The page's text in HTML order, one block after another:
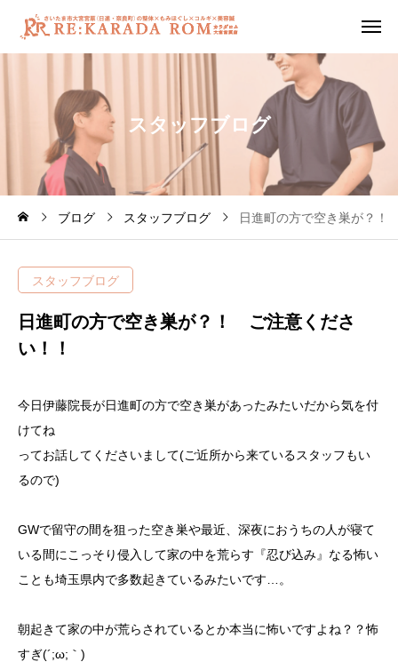
ス タ ッ フブロ グ
ブログ スタッフブログ 日進町の方で空き巣が？
スタッフブログ
日進町の方で空き巣が？！ ご注意くださ
い！！
今日伊藤院長が日進町の方で空き巣があったみたいだから気を付
けてね
ってお話してくださいまして(ご近所から来ているスタッフもい
るので)
GWで留守の間を狙った空き巣や最近、深夜におうちの人が寝て
いる間にこっそり侵入して家の中を荒らす『忍び込み』なる怖い
ことも埼玉県内で多数起きているみたいです…。
朝起きて家の中が荒らされているとか本当に怖いですよね？？怖
すぎ(´;ω;｀)